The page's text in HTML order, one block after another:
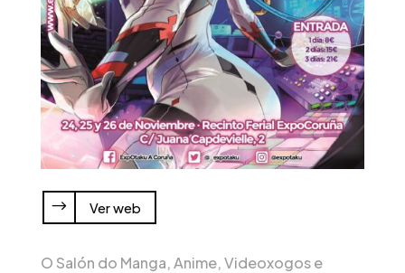
Ver web
O Salón do Manga, Anime, Videoxogos e